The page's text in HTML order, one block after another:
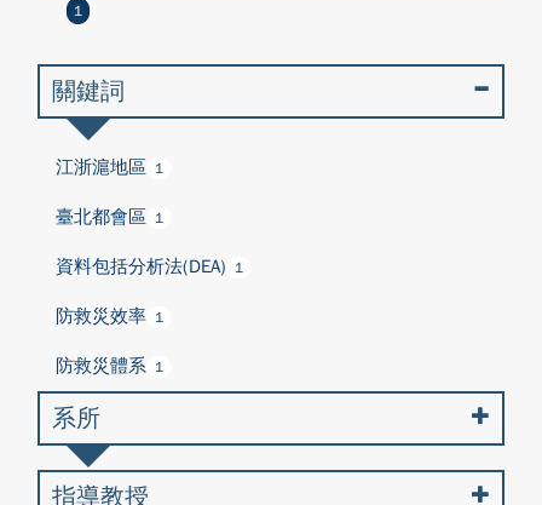
1
關鍵詞
江浙滬地區 1
臺北都會區 1
資料包括分析法(DEA) 1
防救災效率 1
防救災體系 1
系所
指導教授